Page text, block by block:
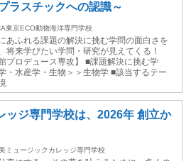
ラスチックへの認識～
東京ECO動物海洋専門学校
あふれる課題の解決に挑む学問の面白さを
将来学びたい学問・研究が見えてくる！
館プロデュース専攻】 ■課題解決に挑む学
水産学・生物＞＞生物学 ■該当するテー
ッジ専門学校は、2026年 創立か
ミュージックカレッジ専門学校